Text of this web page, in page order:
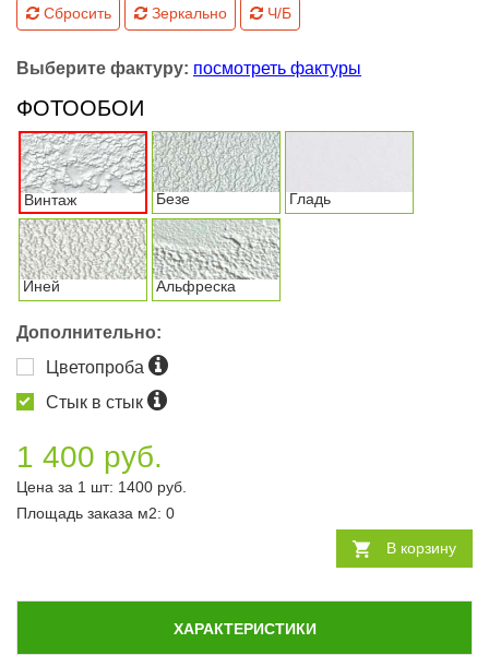
Сбросить Зеркально Ч/Б
Выберите фактуру: посмотреть фактуры
ФОТООБОИ
Винтаж Безе Гладь
Иней Альфреска
Дополнительно:
Цветопроба
Стык в стык
1 400 руб.
Цена за 1 шт: 1400 руб.
Площадь заказа м2: 0
В корзину
ХАРАКТЕРИСТИКИ